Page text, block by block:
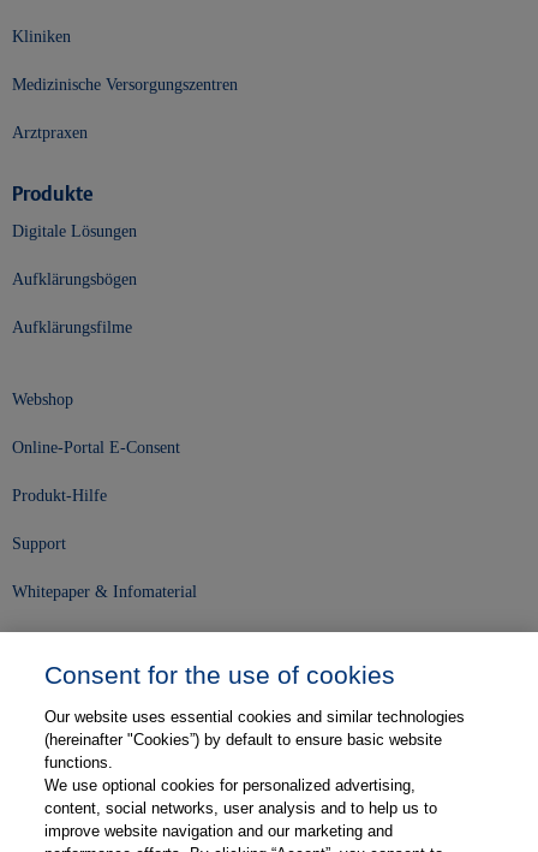
Kliniken
Medizinische Versorgungszentren
Arztpraxen
Produkte
Digitale Lösungen
Aufklärungsbögen
Aufklärungsfilme
Webshop
Online-Portal E-Consent
Produkt-Hilfe
Support
Whitepaper & Infomaterial
Karriere
Kontakt
Web-Semniare
Consent for the use of cookies
Our website uses essential cookies and similar technologies
(hereinafter "Cookies”) by default to ensure basic website
functions.
We use optional cookies for personalized advertising,
content, social networks, user analysis and to help us to
improve website navigation and our marketing and